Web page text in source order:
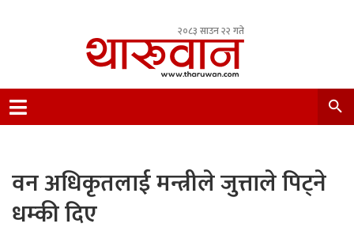
२०८३ साउन २२ गते
Nepal.
वन अधिकृतलाई मन्त्रीले जुत्ताले पिट्ने
धम्की दिए